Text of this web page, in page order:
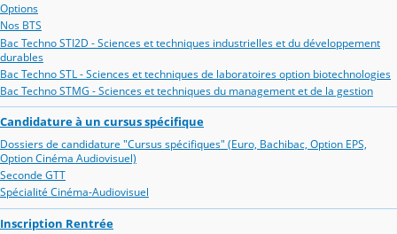
Options
Nos BTS
Bac Techno STI2D - Sciences et techniques industrielles et du développement
durables
Bac Techno STL - Sciences et techniques de laboratoires option biotechnologies
Bac Techno STMG - Sciences et techniques du management et de la gestion
Candidature à un cursus spécifique
Dossiers de candidature "Cursus spécifiques" (Euro, Bachibac, Option EPS,
Option Cinéma Audiovisuel)
Seconde GTT
Spécialité Cinéma-Audiovisuel
Inscription Rentrée